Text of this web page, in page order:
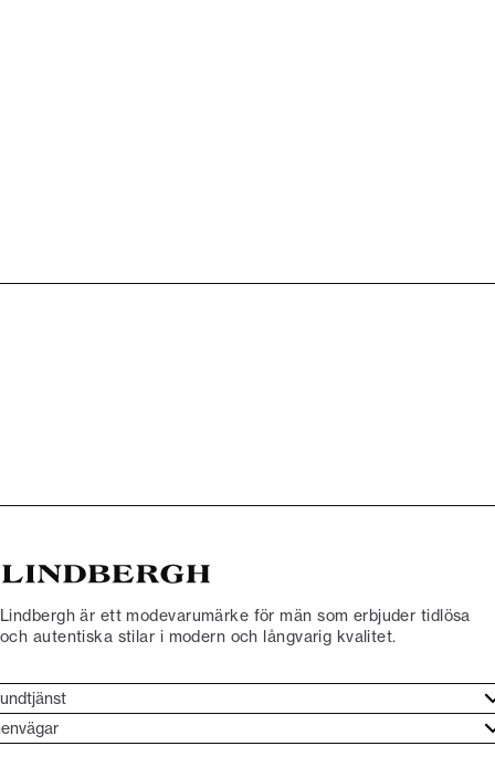
Lindbergh är ett modevarumärke för män som erbjuder tidlösa
och autentiska stilar i modern och långvarig kvalitet.